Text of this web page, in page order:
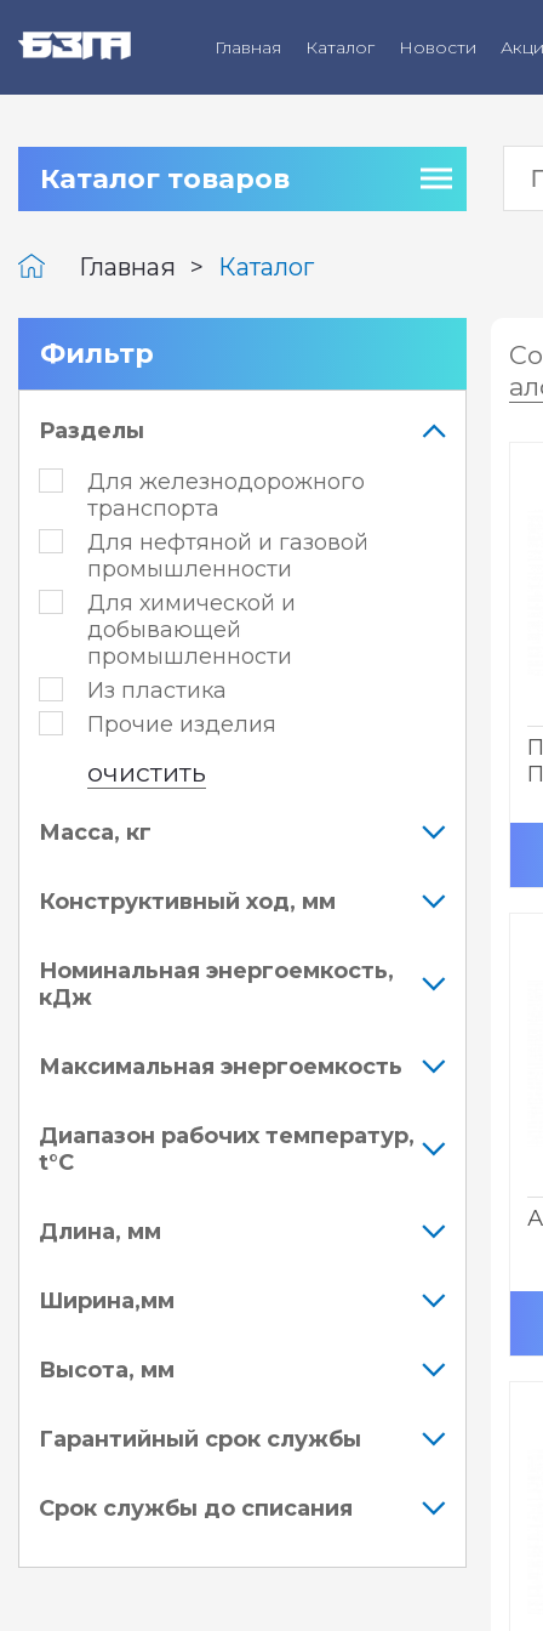
Главная Каталог Новости
Каталог товаров
Главная Каталог
Фильтр
Разделы
Для железнодорожного
транспорта
Для нефтяной и газовой
промышленности
Для химической и
добывающей
промышленности
Из пластика
Прочие изделия
очистить
Масса, кг
Конструктивный ход, мм
Номинальная энергоемкость,
кДж
Максимальная энергоемкость
Диапазон рабочих температур,
t°C
Длина, мм
Ширина,мм
Высота, мм
Гарантийный срок службы
Срок службы до списания